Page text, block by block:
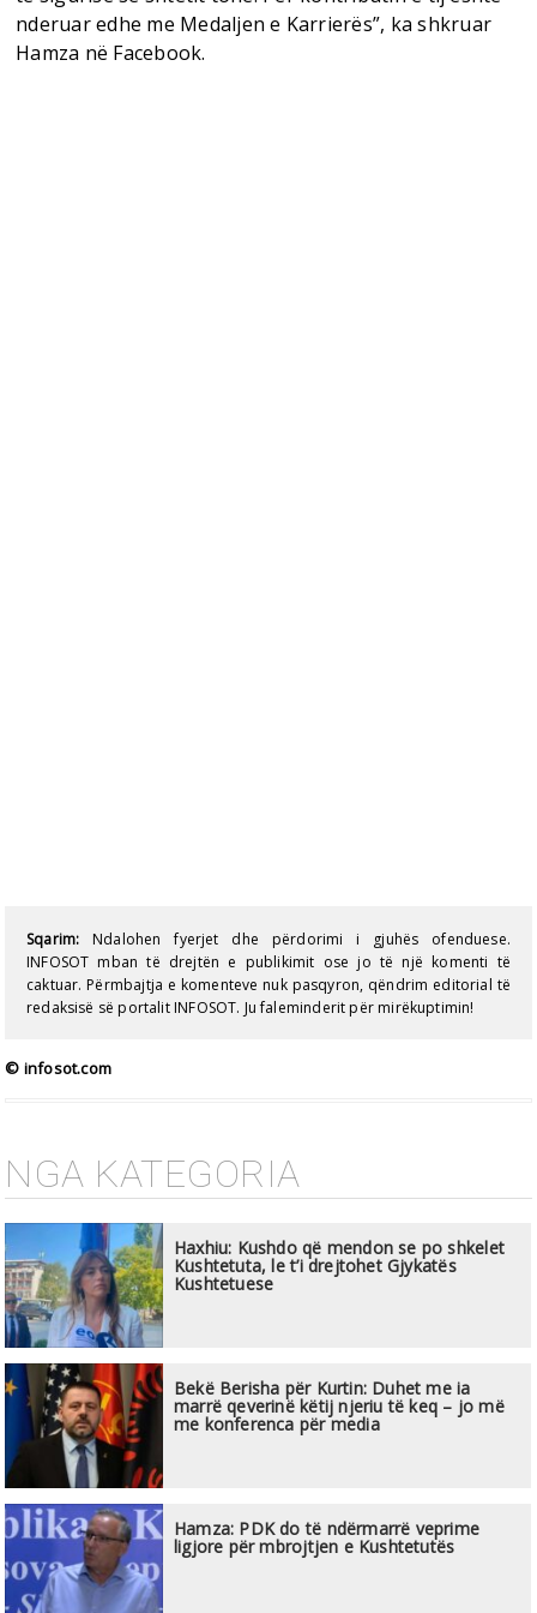
nderuar edhe me Medaljen e Karrierës”, ka shkruar
Hamza në Facebook.
Sqarim: Ndalohen fyerjet dhe përdorimi i gjuhës ofenduese.
INFOSOT mban të drejtën e publikimit ose jo të një komenti të
caktuar. Përmbajtja e komenteve nuk pasqyron, qëndrim editorial të
redaksisë së portalit INFOSOT. Ju faleminderit për mirëkuptimin!
© infosot.com
NGA KATEGORIA
Haxhiu: Kushdo që mendon se po shkelet
Kushtetuta, le t’i drejtohet Gjykatës
Kushtetuese
Bekë Berisha për Kurtin: Duhet me ia
marrë qeverinë këtij njeriu të keq – jo më
me konferenca për media
Hamza: PDK do të ndërmarrë veprime
ligjore për mbrojtjen e Kushtetutës